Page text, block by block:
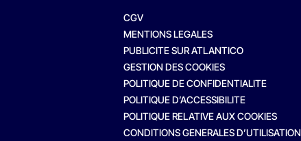
CGV
MENTIONS LEGALES
PUBLICITE SUR ATLANTICO
GESTION DES COOKIES
POLITIQUE DE CONFIDENTIALITE
POLITIQUE D’ACCESSIBILITE
POLITIQUE RELATIVE AUX COOKIES
CONDITIONS GENERALES D’UTILISATION